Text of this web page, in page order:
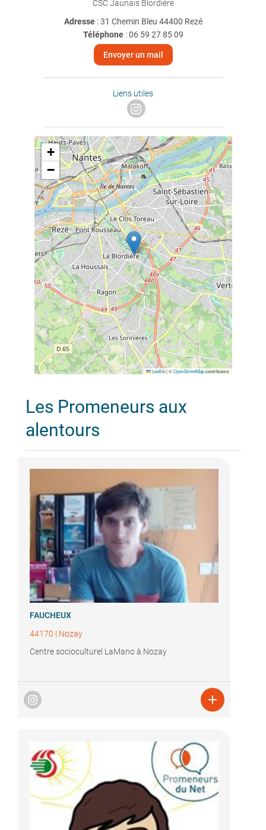
CSC Jaunais Blordière
Adresse : 31 Chemin Bleu 44400 Rezé
Téléphone:06 59 27 85 09
Envoyer un mail
Liens utiles
+
−
Leaflet |©OpenStreetMapcontributors
Les Promeneurs aux
alentours
FAUCHEUX
44170 | Nozay
Centre socioculturel LaMano à Nozay
